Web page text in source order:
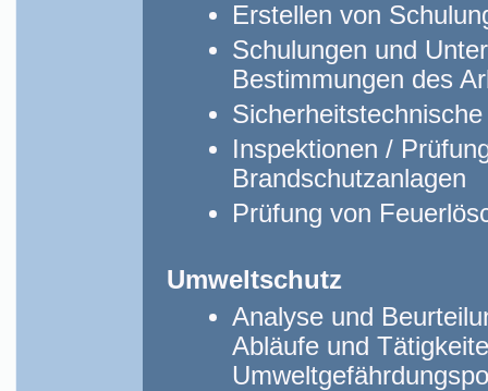
Erstellen von
Schulungen und
Bestimmungen des
Inspektionen /
Brandschutzanlagen
Prüfung von
Umweltschutz
Analyse und
Abläufe und